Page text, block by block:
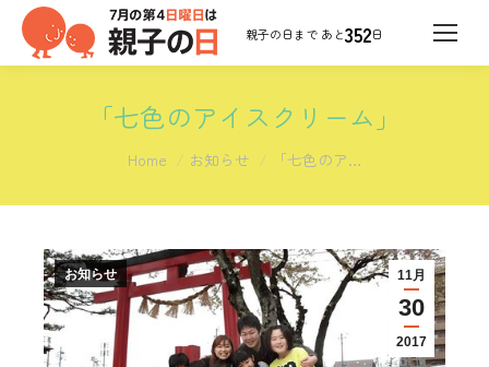
352日
「七色のアイスクリーム」
You are here:
Home お知らせ 「七色のア…
11月
30
2017
お知らせ